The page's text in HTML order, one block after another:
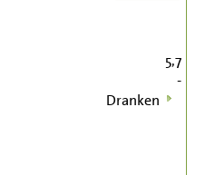
5,7
-
Dranken